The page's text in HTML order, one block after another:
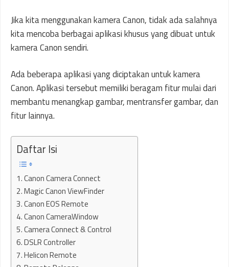
Jika kita menggunakan kamera Canon, tidak ada salahnya
kita mencoba berbagai aplikasi khusus yang dibuat untuk
kamera Canon sendiri.
Ada beberapa aplikasi yang diciptakan untuk kamera
Canon. Aplikasi tersebut memiliki beragam fitur mulai dari
membantu menangkap gambar, mentransfer gambar, dan
fitur lainnya.
Daftar Isi
1. Canon Camera Connect
2. Magic Canon ViewFinder
3. Canon EOS Remote
4. Canon CameraWindow
5. Camera Connect & Control
6. DSLR Controller
7. Helicon Remote